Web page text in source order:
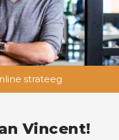
strateeg
Vincent!